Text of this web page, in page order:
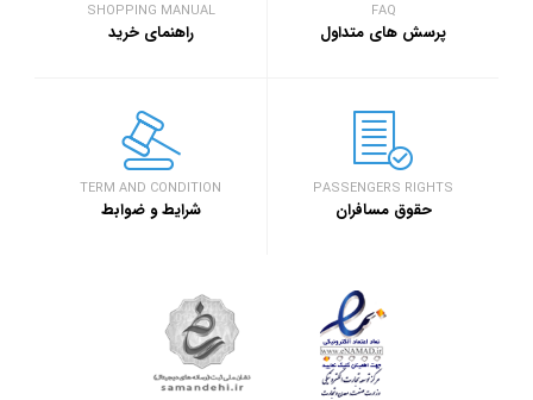
SHOPPING MANUAL
راهنمای خرید
FAQ
پرسش های متداول
TERM AND CONDITION
شرایط و ضوابط
PASSENGERS RIGHTS
حقوق مسافران